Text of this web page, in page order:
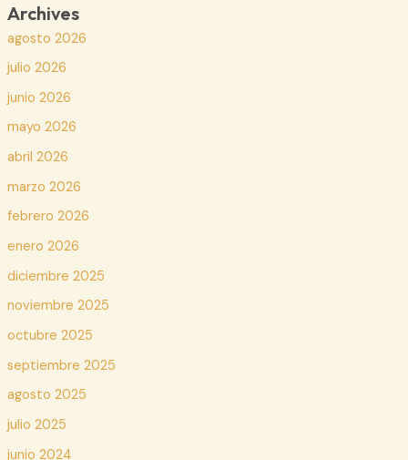
Archives
agosto 2026
julio 2026
junio 2026
mayo 2026
abril 2026
marzo 2026
febrero 2026
enero 2026
diciembre 2025
noviembre 2025
octubre 2025
septiembre 2025
agosto 2025
julio 2025
junio 2024